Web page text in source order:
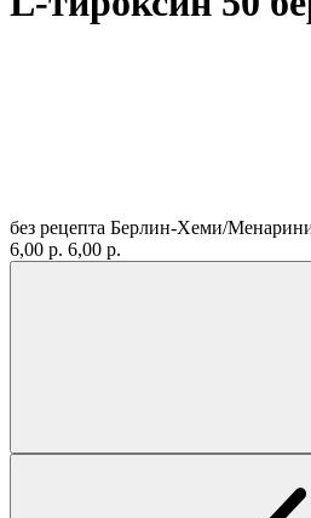
без рецепта Берлин-Хеми/
6,00 р. 6,00 р.